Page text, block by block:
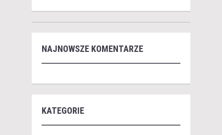
NAJNOWSZE KOMENTARZE
KATEGORIE